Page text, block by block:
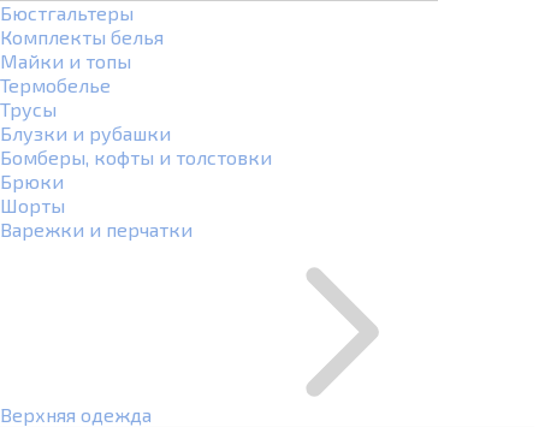
Бюстгальтеры
Комплекты белья
Майки и топы
Термобелье
Трусы
Блузки и рубашки
Бомберы, кофты и толстовки
Брюки
Шорты
Варежки и перчатки
Верхняя одежда